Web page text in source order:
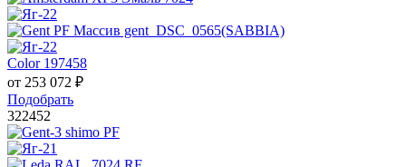
Color 197458
от 253 072 ₽
Подобрать
322452